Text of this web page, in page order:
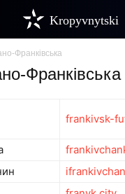
Kropyvnytski
Франківська
Франківська
frankivsk-